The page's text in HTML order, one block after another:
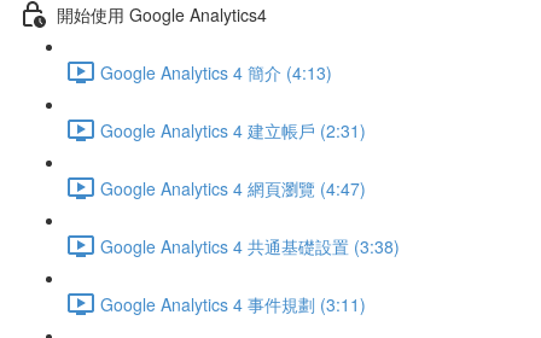
開始使用 Google Analytics4
Google Analytics 4 簡介 (4:13)
Google Analytics 4 建立帳戶 (2:31)
Google Analytics 4 網頁瀏覽 (4:47)
Google Analytics 4 共通基礎設置 (3:38)
Google Analytics 4 事件規劃 (3:11)